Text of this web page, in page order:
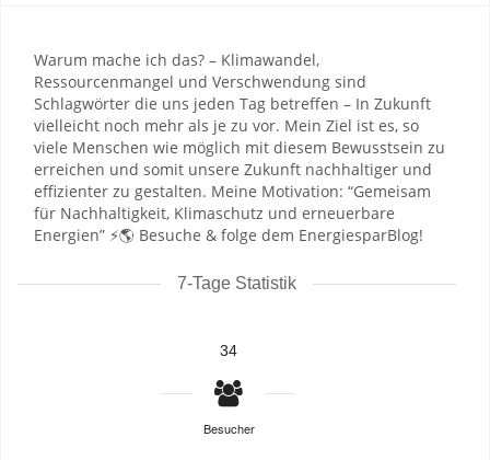
Warum mache ich das? – Klimawandel,
Ressourcenmangel und Verschwendung sind
Schlagwörter die uns jeden Tag betreffen – In Zukunft
vielleicht noch mehr als je zu vor. Mein Ziel ist es, so
viele Menschen wie möglich mit diesem Bewusstsein zu
erreichen und somit unsere Zukunft nachhaltiger und
effizienter zu gestalten. Meine Motivation: “Gemeisam
für Nachhaltigkeit, Klimaschutz und erneuerbare
Energien” ⚡🌎 Besuche & folge dem EnergiesparBlog!
7-Tage Statistik
34
Besucher